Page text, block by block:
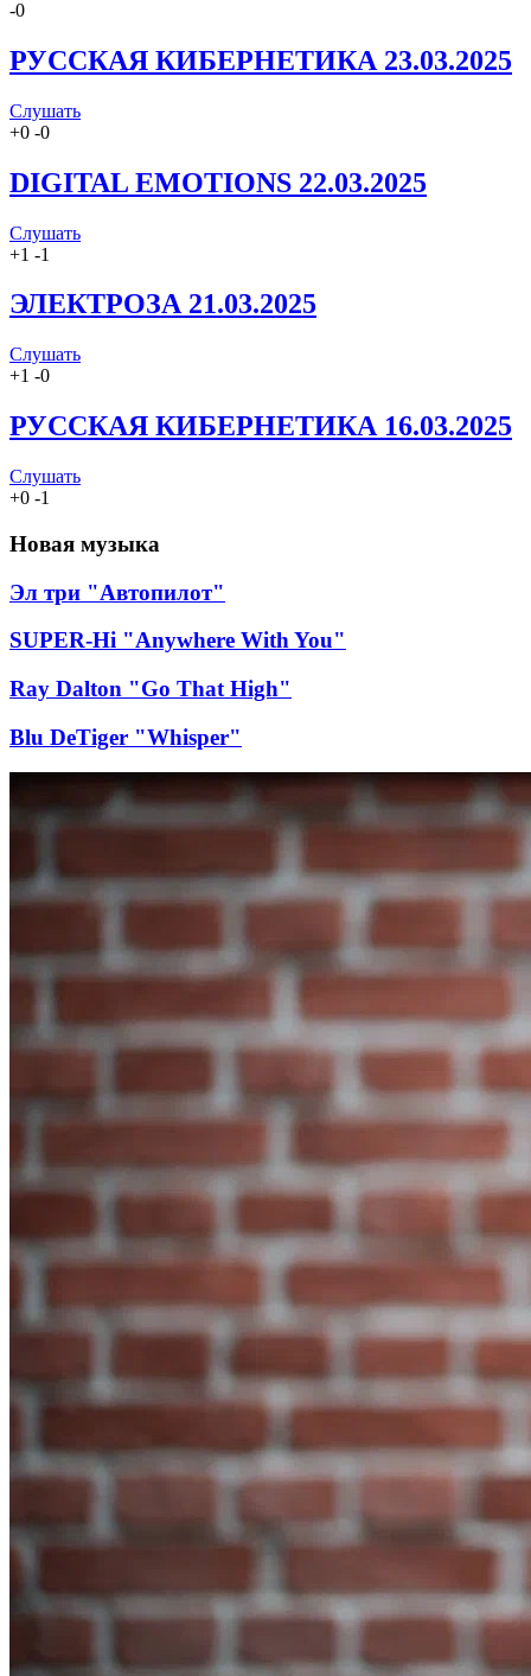
-0
РУССКАЯ КИБЕРНЕТИКА 23.03.2025
Слушать
+0 -0
DIGITAL EMOTIONS 22.03.2025
Слушать
+1 -1
ЭЛЕКТРОЗА 21.03.2025
Слушать
+1 -0
РУССКАЯ КИБЕРНЕТИКА 16.03.2025
Слушать
+0 -1
Новая музыка
Эл три "Автопилот"
SUPER-Hi "Anywhere With You"
Ray Dalton "Go That High"
Blu DeTiger "Whisper"